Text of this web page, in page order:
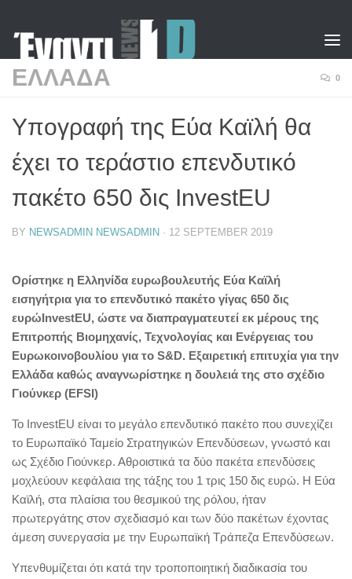
ΕΛΛΑΔΑ 0
Υπογραφή της Εύα Καϊλή θα
έχει το τεράστιο επενδυτικό
πακέτο 650 δις InvestEU
BY NEWSADMIN NEWSADMIN · 12 SEPTEMBER 2019
Ορίστηκε η Ελληνίδα ευρωβουλευτής Εύα Καϊλή
εισηγήτρια για το επενδυτικό πακέτο γίγας 650 δις
ευρώInvestEU, ώστε να διαπραγματευτεί εκ μέρους της
Επιτροπής Βιομηχανίς, Τεχνολογίας και Ενέργειας του
Ευρωκοινοβουλίου για το S&D. Εξαιρετική επιτυχία για την
Ελλάδα καθώς αναγνωρίστηκε η δουλειά της στο σχέδιο
Γιούνκερ (EFSI)
Το InvestEU είναι το μεγάλο επενδυτικό πακέτο που συνεχίζει
το Ευρωπαϊκό Ταμείο Στρατηγικών Επενδύσεων, γνωστό και
ως Σχέδιο Γιούνκερ. Αθροιστικά τα δύο πακέτα επενδύσεις
μοχλεύουν κεφάλαια της τάξης του 1 τρις 150 δις ευρώ. Η Εύα
Καϊλή, στα πλαίσια του θεσμικού της ρόλου, ήταν
πρωτεργάτης στον σχεδιασμό και των δύο πακέτων έχοντας
άμεση συνεργασία με την Ευρωπαϊκή Τράπεζα Επενδύσεων.
Υπενθυμίζεται ότι κατά την τροποποιητική διαδικασία του